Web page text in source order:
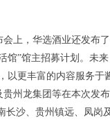
上，华选酒业还发布
馆”馆主招募计划。未
以更丰富的内容服务于
贵州龙集团等在本次发
长沙、贵州镇远、凤岗